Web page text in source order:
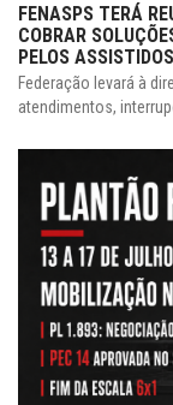
FENASPS TERÁ
COBRAR
PELOS ASSISTIDOS
Federação levará à
atendimentos,